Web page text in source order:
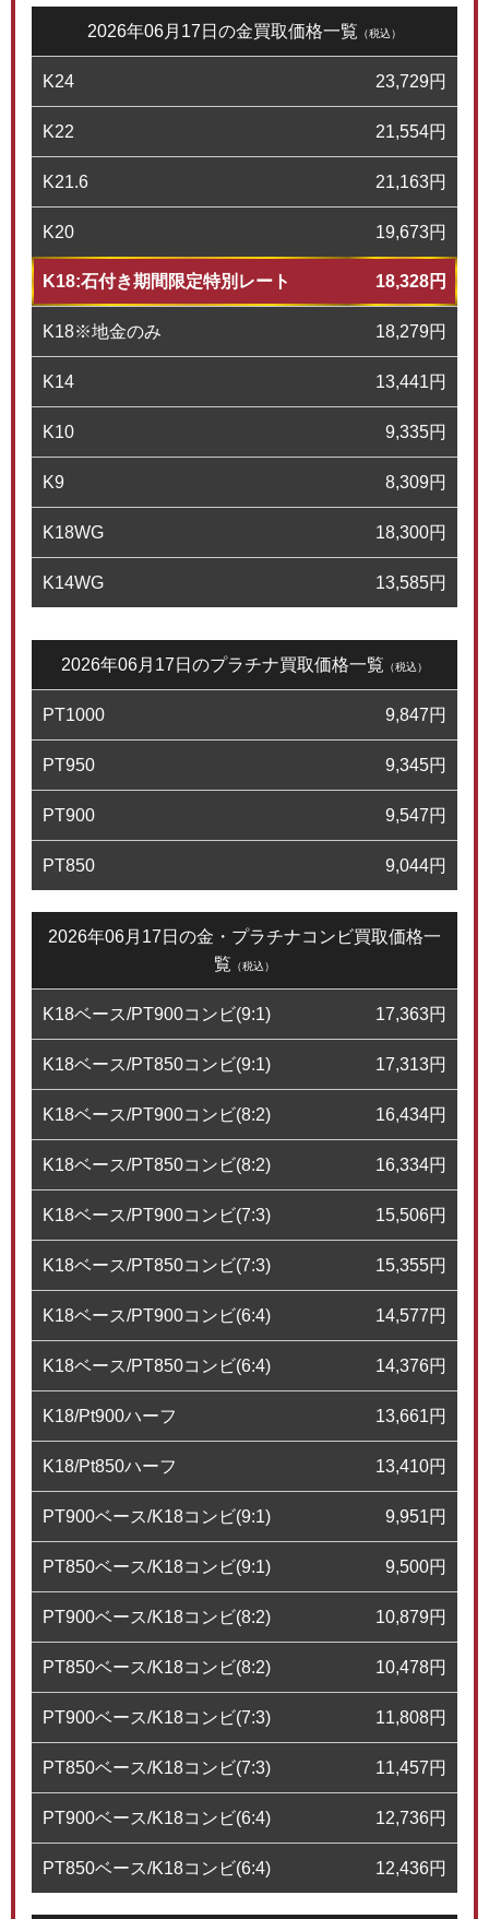
2026年06月17日の金買取価格一覧 （税込）
K24 23,729円
K22 21,554円
K21.6 21,163円
K20 19,673円
K18:石付き期間限定特別レート 18,328円
K18※地金のみ 18,279円
K14 13,441円
K10 9,335円
K9 8,309円
K18WG 18,300円
K14WG 13,585円
2026年06月17日のプラチナ買取価格一覧 （税込）
PT1000 9,847円
PT950 9,345円
PT900 9,547円
PT850 9,044円
2026年06月17日の金・プラチナコンビ買取価格一
覧 （税込）
K18ベース/PT900コンビ(9:1) 17,363円
K18ベース/PT850コンビ(9:1) 17,313円
K18ベース/PT900コンビ(8:2) 16,434円
K18ベース/PT850コンビ(8:2) 16,334円
K18ベース/PT900コンビ(7:3) 15,506円
K18ベース/PT850コンビ(7:3) 15,355円
K18ベース/PT900コンビ(6:4) 14,577円
K18ベース/PT850コンビ(6:4) 14,376円
K18/Pt900ハーフ 13,661円
K18/Pt850ハーフ 13,410円
PT900ベース/K18コンビ(9:1) 9,951円
PT850ベース/K18コンビ(9:1) 9,500円
PT900ベース/K18コンビ(8:2) 10,879円
PT850ベース/K18コンビ(8:2) 10,478円
PT900ベース/K18コンビ(7:3) 11,808円
PT850ベース/K18コンビ(7:3) 11,457円
PT900ベース/K18コンビ(6:4) 12,736円
PT850ベース/K18コンビ(6:4) 12,436円